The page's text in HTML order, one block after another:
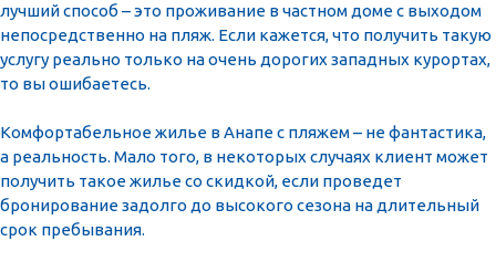
лучший способ – это проживание в частном доме с выходом
непосредственно на пляж. Если кажется, что получить такую
услугу реально только на очень дорогих западных курортах,
то вы ошибаетесь.
Комфортабельное жилье в Анапе с пляжем – не фантастика,
а реальность. Мало того, в некоторых случаях клиент может
получить такое жилье со скидкой, если проведет
бронирование задолго до высокого сезона на длительный
срок пребывания.